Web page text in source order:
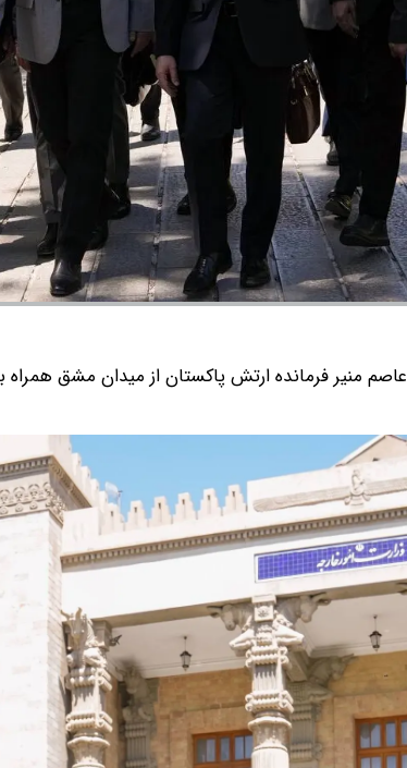
عاصم منیر فرمانده ارتش پاکستان از میدان مشق همراه